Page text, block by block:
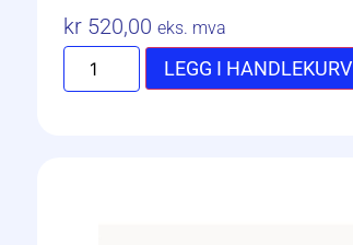
kr520,00 eks. mva
LEGG I HANDLEKURV